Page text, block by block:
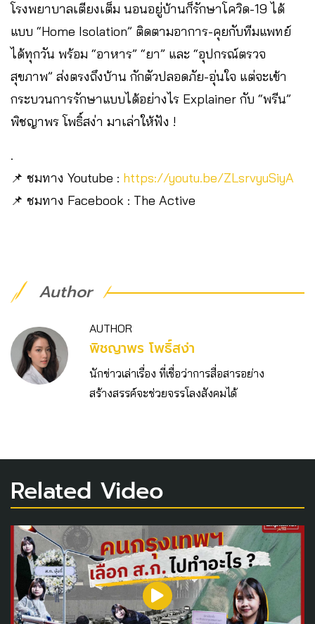
โรงพยาบาลเตียงเต็ม นอนอยู่บ้านก็รักษาโควิด-19 ได้
แบบ “Home Isolation” ติดตามอาการ-คุยกับทีมแพทย์
ได้ทุกวัน พร้อม “อาหาร” “ยา” และ “อุปกรณ์ตรวจ
สุขภาพ” ส่งตรงถึงบ้าน กักตัวปลอดภัย-อุ่นใจ แต่จะเข้า
กระบวนการรักษาแบบได้อย่างไร Explainer กับ “พรีน”
พิชญาพร โพธิ์สง่า มาเล่าให้ฟัง !
.
📌 ชมทาง Youtube : https://youtu.be/ZLsrvyuSiyA
📌 ชมทาง Facebook : The Active
Author
AUTHOR
พิชญาพร โพธิ์สง่า
นักข่าวเล่าเรื่อง ที่เชื่อว่าการสื่อสารอย่าง
สร้างสรรค์จะช่วยจรรโลงสังคมได้
Related Video